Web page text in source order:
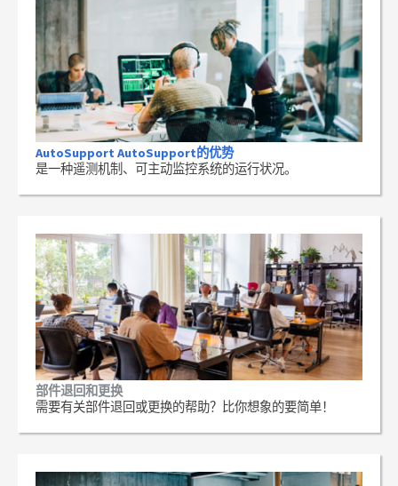
AutoSupport AutoSupport的优势
是一种遥测机制、可主动监控系统的运行状况。
部件退回和更换
需要有关部件退回或更换的帮助？比你想象的要简单！